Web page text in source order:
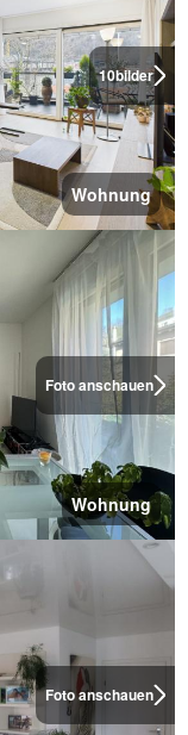
10bilder
Wohnung
Foto anschauen
Wohnung
Foto anschauen